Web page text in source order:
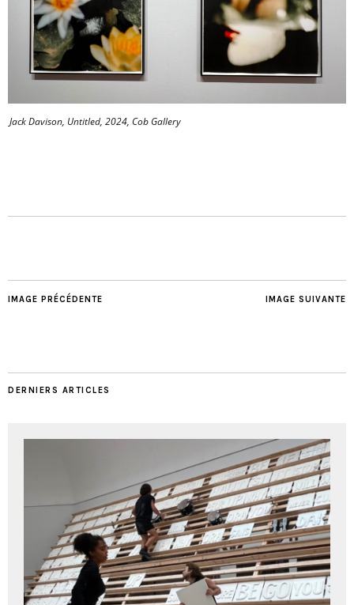
Jack Davison, Untitled, 2024, Cob Gallery
IMAGE SUIVANTE
IMAGE PRÉCÉDENTE
DERNIERS ARTICLES